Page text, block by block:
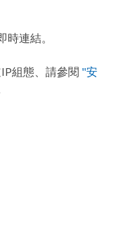
連結。
組態、請參閱 "安